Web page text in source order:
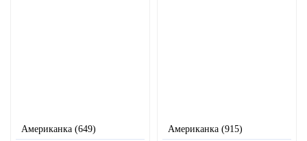
Американка (649) Американка (915)